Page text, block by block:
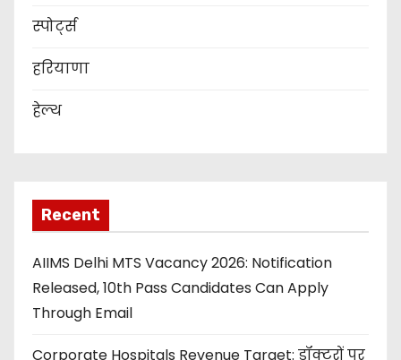
स्पोर्ट्स
हरियाणा
हेल्थ
Recent
AIIMS Delhi MTS Vacancy 2026: Notification
Released, 10th Pass Candidates Can Apply
Through Email
Corporate Hospitals Revenue Target: डॉक्टरों पर